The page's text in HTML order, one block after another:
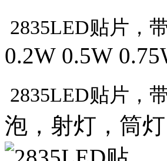
2835LED贴片，
0.2W 0.5W
2835LED贴片，
泡，射灯，筒灯